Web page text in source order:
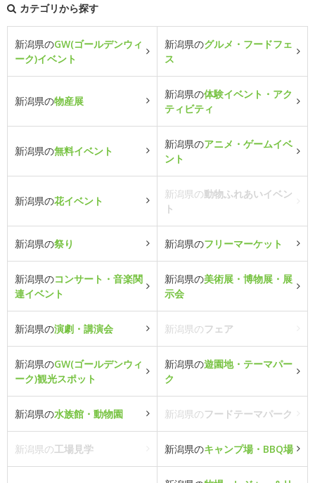
カテゴリから探す
新潟県のGW(ゴールデンウィ
ーク)イベント
新潟県のグルメ・フードフェ
ス
新潟県の物産展
新潟県の体験イベント・アク
ティビティ
新潟県の無料イベント
新潟県のアニメ・ゲームイベ
ント
新潟県の花イベント
新潟県の動物ふれあいイベン
ト
新潟県の祭り 新潟県のフリーマーケット
新潟県のコンサート・音楽関
連イベント
新潟県の美術展・博物展・展
示会
新潟県の演劇・講演会 新潟県のフェア
新潟県のGW(ゴールデンウィ
ーク)観光スポット
新潟県の遊園地・テーマパー
ク
新潟県の水族館・動物園 新潟県のフードテーマパーク
新潟県の工場見学 新潟県のキャンプ場・BBQ場